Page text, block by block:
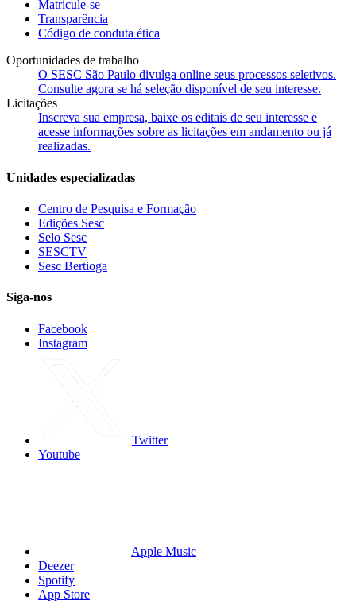
Matricule-se
Transparência
Código de conduta ética
Oportunidades de trabalho
O SESC São Paulo divulga online seus processos seletivos.
Consulte agora se há seleção disponível de seu interesse.
Licitações
Inscreva sua empresa, baixe os editais de seu interesse e
acesse informações sobre as licitações em andamento ou já
realizadas.
Unidades especializadas
Centro de Pesquisa e Formação
Edições Sesc
Selo Sesc
SESCTV
Sesc Bertioga
Siga-nos
Facebook
Instagram
Twitter
Youtube
Apple Music
Deezer
Spotify
App Store